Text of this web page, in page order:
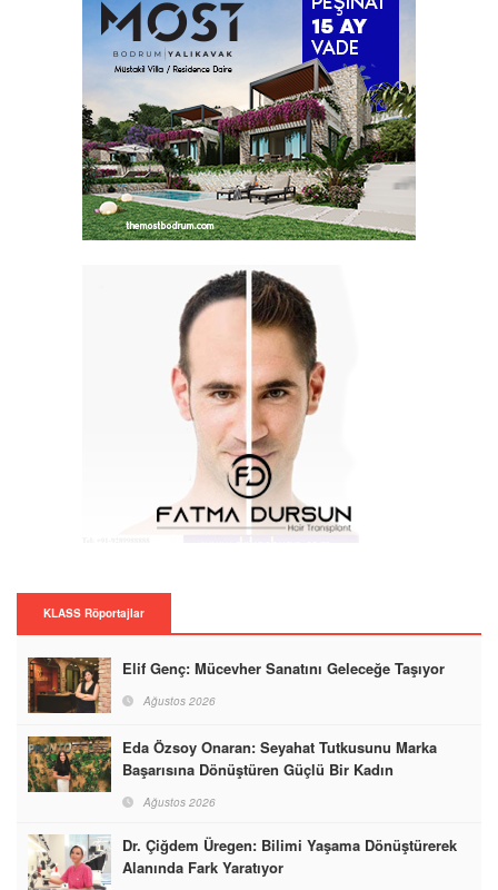
KLASS Röportajlar
Elif Genç: Mücevher Sanatını Geleceğe Taşıyor
Ağustos 2026
Eda Özsoy Onaran: Seyahat Tutkusunu Marka
Başarısına Dönüştüren Güçlü Bir Kadın
Ağustos 2026
Dr. Çiğdem Üregen: Bilimi Yaşama Dönüştürerek
Alanında Fark Yaratıyor